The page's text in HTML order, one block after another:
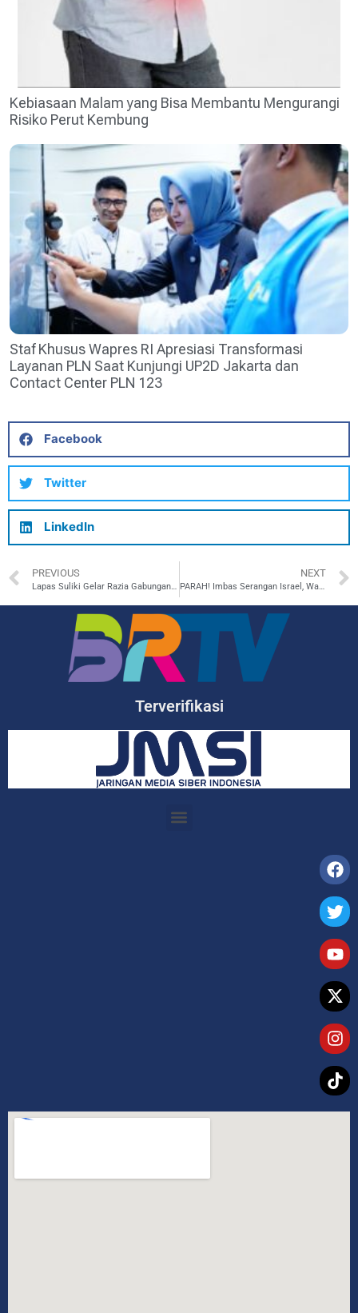
Kebiasaan Malam yang Bisa Membantu Mengurangi
Risiko Perut Kembung
Staf Khusus Wapres RI Apresiasi Transformasi
Layanan PLN Saat Kunjungi UP2D Jakarta dan
Contact Center PLN 123
Facebook
Twitter
LinkedIn
PREVIOUS NEXT
PARAH! Imbas Serangan Israel, Warga Palestina diserang berbagai penyakit
Terverifikasi